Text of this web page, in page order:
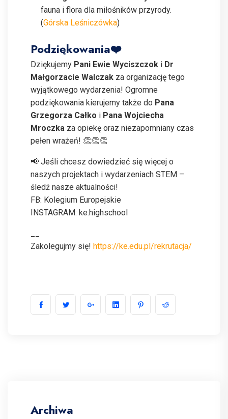
fauna i flora dla miłośników przyrody.
(Górska Leśniczówka)
Podziękowania❤️
Dziękujemy Pani Ewie Wyciszczok i Dr
Małgorzacie Walczak za organizację tego
wyjątkowego wydarzenia! Ogromne
podziękowania kierujemy także do Pana
Grzegorza Całko i Pana Wojciecha
Mroczka za opiekę oraz niezapomniany czas
pełen wrażeń! 👏👏👏
📢 Jeśli chcesz dowiedzieć się więcej o
naszych projektach i wydarzeniach STEM –
śledź nasze aktualności!
FB: Kolegium Europejskie
INSTAGRAM: ke.highschool
Zakolegujmy się! https://ke.edu.pl/rekrutacja/
Archiwa